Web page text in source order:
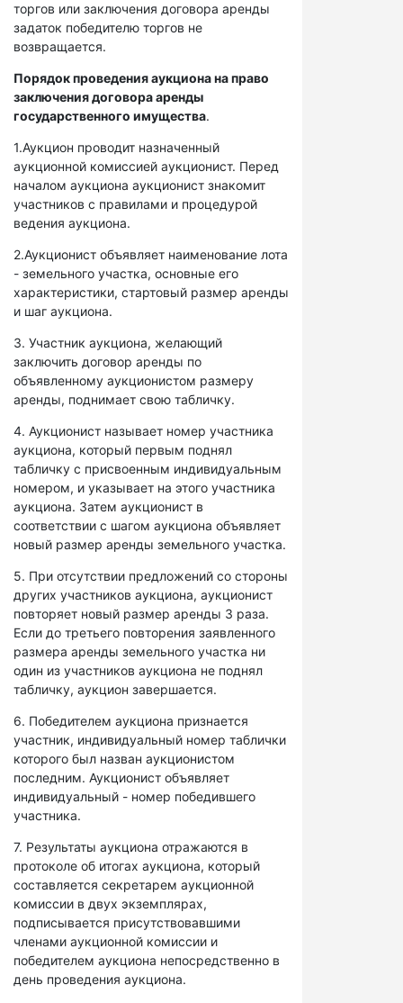
торгов или заключения договора аренды
задаток победителю торгов не
возвращается.
Порядок проведения аукциона на право
заключения договора аренды
государственного имущества.
1.Аукцион проводит назначенный
аукционной комиссией аукционист. Перед
началом аукциона аукционист знакомит
участников с правилами и процедурой
ведения аукциона.
2.Аукционист объявляет наименование лота
- земельного участка, основные его
характеристики, стартовый размер аренды
и шаг аукциона.
3. Участник аукциона, желающий
заключить договор аренды по
объявленному аукционистом размеру
аренды, поднимает свою табличку.
4. Аукционист называет номер участника
аукциона, который первым поднял
табличку с присвоенным индивидуальным
номером, и указывает на этого участника
аукциона. Затем аукционист в
соответствии с шагом аукциона объявляет
новый размер аренды земельного участка.
5. При отсутствии предложений со стороны
других участников аукциона, аукционист
повторяет новый размер аренды 3 раза.
Если до третьего повторения заявленного
размера аренды земельного участка ни
один из участников аукциона не поднял
табличку, аукцион завершается.
6. Победителем аукциона признается
участник, индивидуальный номер таблички
которого был назван аукционистом
последним. Аукционист объявляет
индивидуальный - номер победившего
участника.
7. Результаты аукциона отражаются в
протоколе об итогах аукциона, который
составляется секретарем аукционной
комиссии в двух экземплярах,
подписывается присутствовавшими
членами аукционной комиссии и
победителем аукциона непосредственно в
день проведения аукциона.